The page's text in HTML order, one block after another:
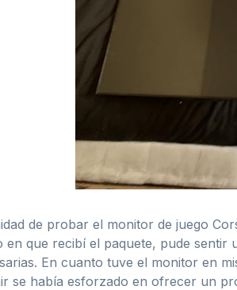
de probar el monitor de juego
en que recibí el paquete, pude
En cuanto tuve el monitor en
se había esforzado en ofrecer un